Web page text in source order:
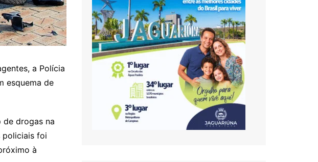
a Polícia
esquema de
drogas na
policiais foi
à